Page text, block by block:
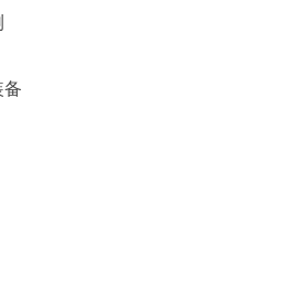
备